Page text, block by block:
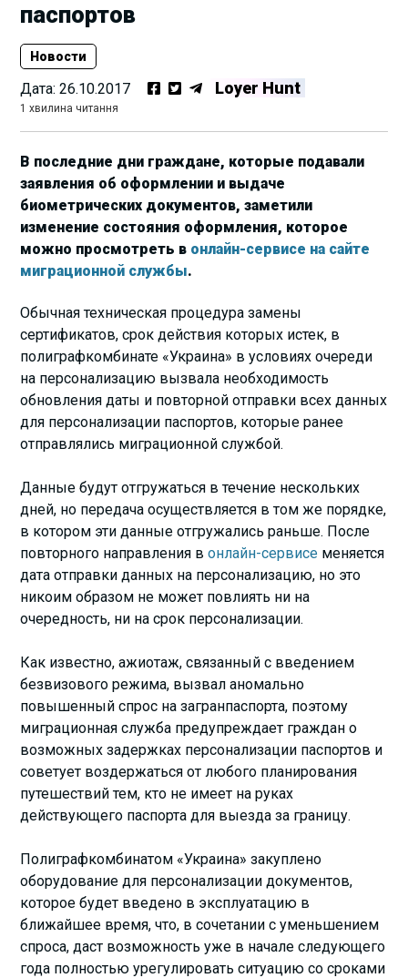
паспортов
Новости
Дата:26.10.2017 Loyer Hunt
1 хвилина читання
В последние дни граждане, которые подавали
заявления об оформлении и выдаче
биометрических документов, заметили
изменение состояния оформления, которое
можно просмотреть в онлайн-сервисе на сайте
миграционной службы.
Обычная техническая процедура замены
сертификатов, срок действия которых истек, в
полиграфкомбинате «Украина» в условиях очереди
на персонализацию вызвала необходимость
обновления даты и повторной отправки всех данных
для персонализации паспортов, которые ранее
отправлялись миграционной службой.
Данные будут отгружаться в течение нескольких
дней, но передача осуществляется в том же порядке,
в котором эти данные отгружались раньше. После
повторного направления вонлайн-сервисе меняется
дата отправки данных на персонализацию, но это
никоим образом не может повлиять ни на
очередность, ни на срок персонализации.
Как известно, ажиотаж, связанный с введением
безвизового режима, вызвал аномально
повышенный спрос на загранпаспорта, поэтому
миграционная служба предупреждает граждан о
возможных задержках персонализации паспортов и
советует воздержаться от любого планирования
путешествий тем, кто не имеет на руках
действующего паспорта для выезда за границу.
Полиграфкомбинатом «Украина» закуплено
оборудование для персонализации документов,
которое будет введено в эксплуатацию в
ближайшее время, что, в сочетании с уменьшением
спроса, даст возможность уже в начале следующего
года полностью урегулировать ситуацию со сроками